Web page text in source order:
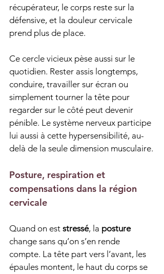
récupérateur, le corps reste sur la
défensive, et la douleur cervicale
prend plus de place.
Ce cercle vicieux pèse aussi sur le
quotidien. Rester assis longtemps,
conduire, travailler sur écran ou
simplement tourner la tête pour
regarder sur le côté peut devenir
pénible. Le système nerveux participe
lui aussi à cette hypersensibilité, au-
delà de la seule dimension musculaire.
Posture, respiration et
compensations dans la région
cervicale
Quand on est stressé, la posture
change sans qu’on s’en rende
compte. La tête part vers l’avant, les
épaules montent, le haut du corps se